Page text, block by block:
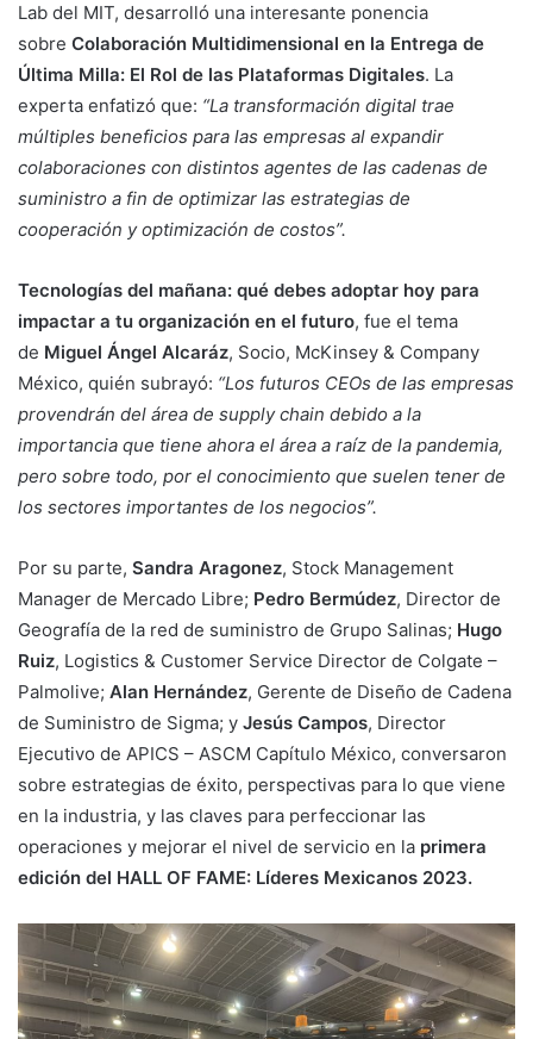
Lab del MIT, desarrolló una interesante ponencia
sobre Colaboración Multidimensional en la Entrega de
Última Milla: El Rol de las Plataformas Digitales. La
experta enfatizó que: “La transformación digital trae
múltiples beneficios para las empresas al expandir
colaboraciones con distintos agentes de las cadenas de
suministro a fin de optimizar las estrategias de
cooperación y optimización de costos”.
Tecnologías del mañana: qué debes adoptar hoy para
impactar a tu organización en el futuro, fue el tema
de Miguel Ángel Alcaráz, Socio, McKinsey & Company
México, quién subrayó: “Los futuros CEOs de las empresas
provendrán del área de supply chain debido a la
importancia que tiene ahora el área a raíz de la pandemia,
pero sobre todo, por el conocimiento que suelen tener de
los sectores importantes de los negocios”.
Por su parte, Sandra Aragonez, Stock Management
Manager de Mercado Libre; Pedro Bermúdez, Director de
Geografía de la red de suministro de Grupo Salinas; Hugo
Ruiz, Logistics & Customer Service Director de Colgate –
Palmolive; Alan Hernández, Gerente de Diseño de Cadena
de Suministro de Sigma; y Jesús Campos, Director
Ejecutivo de APICS – ASCM Capítulo México, conversaron
sobre estrategias de éxito, perspectivas para lo que viene
en la industria, y las claves para perfeccionar las
operaciones y mejorar el nivel de servicio en la primera
edición del HALL OF FAME: Líderes Mexicanos 2023.